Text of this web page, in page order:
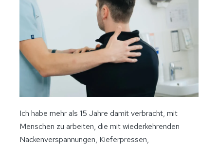
Ich habe mehr als 15 Jahre damit verbracht, mit
Menschen zu arbeiten, die mit wiederkehrenden
Nackenverspannungen, Kieferpressen,